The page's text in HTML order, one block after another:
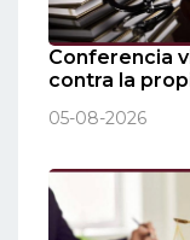
Conferencia
contra la
05-08-2026